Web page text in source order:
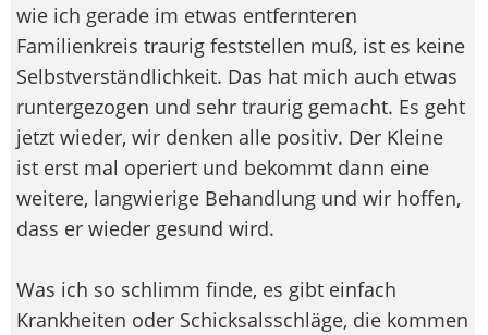
wie ich gerade im etwas entfernteren
Familienkreis traurig feststellen muß, ist es keine
Selbstverständlichkeit. Das hat mich auch etwas
runtergezogen und sehr traurig gemacht. Es geht
jetzt wieder, wir denken alle positiv. Der Kleine
ist erst mal operiert und bekommt dann eine
weitere, langwierige Behandlung und wir hoffen,
dass er wieder gesund wird.
Was ich so schlimm finde, es gibt einfach
Krankheiten oder Schicksalsschläge, die kommen